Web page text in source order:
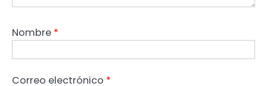
Nombre *
Correo electrónico *